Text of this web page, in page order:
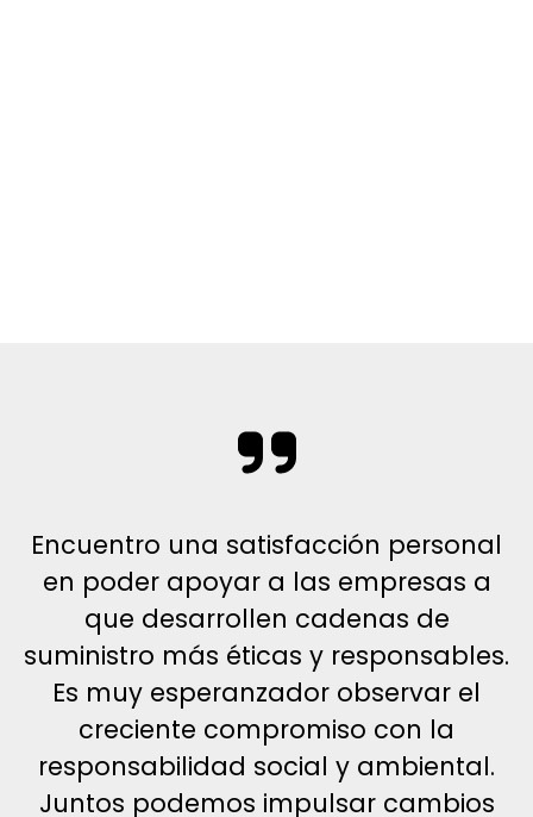
Encuentro una satisfacción personal
en poder apoyar a las empresas a
que desarrollen cadenas de
suministro más éticas y responsables.
Es muy esperanzador observar el
creciente compromiso con la
responsabilidad social y ambiental.
Juntos podemos impulsar cambios